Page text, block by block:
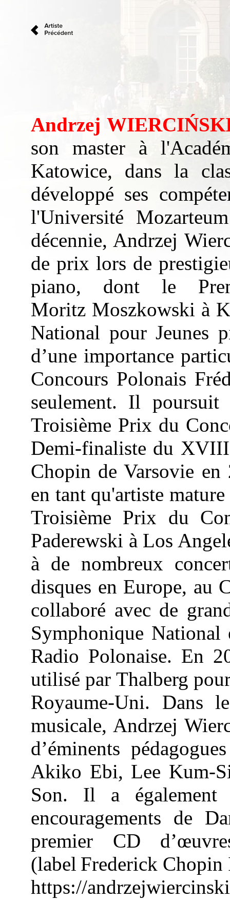
Andrzej WIERCIŃ
son master à
Katowice, dans la
développé ses
l'Université Mozarteum
décennie, Andrzej
de prix lors de
piano, dont le
Moritz Moszkowski à
National pour Jeunes
d’une importance
Concours Polonais
seulement. Il poursuit
Demi-finaliste du XVIII
Chopin de Varsovie
en tant qu'artiste
Troisième Prix du
Paderewski à Los
à de nombreux
disques en Europe, au
collaboré avec de
Symphonique National
Radio Polonaise. En
utilisé par Thalberg
Royaume-Uni. Dans
musicale, Andrzej
d’éminents
Akiko Ebi, Lee Kum-
Son. Il a également
encouragements de
premier CD
(label Frederick Chopin
https://